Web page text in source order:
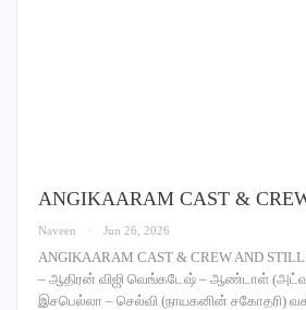
ANGIKAARAM CAST &
Naveen Jun 26, 2026
ANGIKAARAM CAST & CREW AND
– ஆதிரன் விஜி வெங்கடேஷ் – ஆண்டாள்
இசபெல்லா – செல்வி (நாயகனின் சகோதரி)